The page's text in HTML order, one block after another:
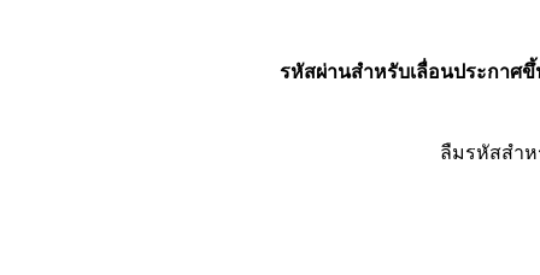
รหัสผ่านสำหรับเลื่อนประกาศขึ้
ลืมรหัสสำ